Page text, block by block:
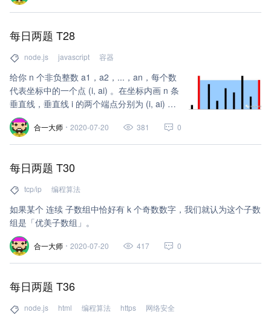
每日两题 T28
node.js javascript 容器
给你 n 个非负整数 a1，a2，...，an，每个数
代表坐标中的一个点 (i, ai) 。在坐标内画 n 条
垂直线，垂直线 i 的两个端点分别为 (i, ai) 和
(i, 0)。找出其中的两条线，使得它们与 x 轴
共同构成的容器可以容纳最多的水。
合一大师 2020-07-20 381 0
每日两题 T30
tcp/ip 编程算法
如果某个 连续 子数组中恰好有 k 个奇数数字，我们就认为这个子数
组是「优美子数组」。
合一大师 2020-07-20 417 0
每日两题 T36
node.js html 编程算法 https 网络安全